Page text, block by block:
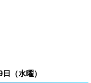
（水曜）